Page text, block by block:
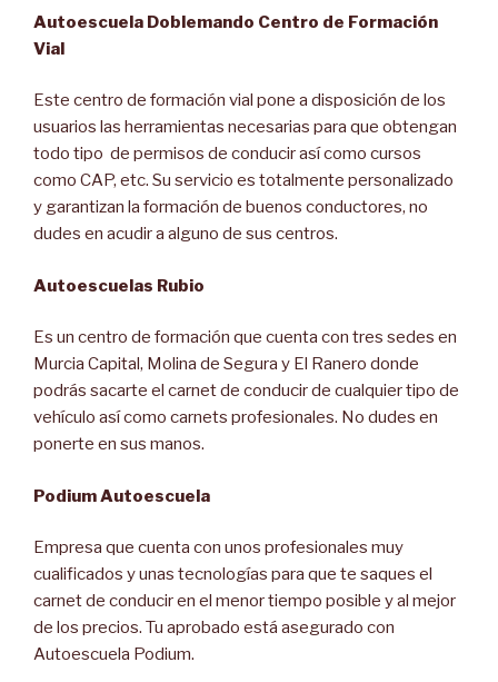
Autoescuela Doblemando Centro de Formación
Vial
Este centro de formación vial pone a disposición de los
usuarios las herramientas necesarias para que obtengan
todo tipo de permisos de conducir así como cursos
como CAP, etc. Su servicio es totalmente personalizado
y garantizan la formación de buenos conductores, no
dudes en acudir a alguno de sus centros.
Autoescuelas Rubio
Es un centro de formación que cuenta con tres sedes en
Murcia Capital, Molina de Segura y El Ranero donde
podrás sacarte el carnet de conducir de cualquier tipo de
vehículo así como carnets profesionales. No dudes en
ponerte en sus manos.
Podium Autoescuela
Empresa que cuenta con unos profesionales muy
cualificados y unas tecnologías para que te saques el
carnet de conducir en el menor tiempo posible y al mejor
de los precios. Tu aprobado está asegurado con
Autoescuela Podium.